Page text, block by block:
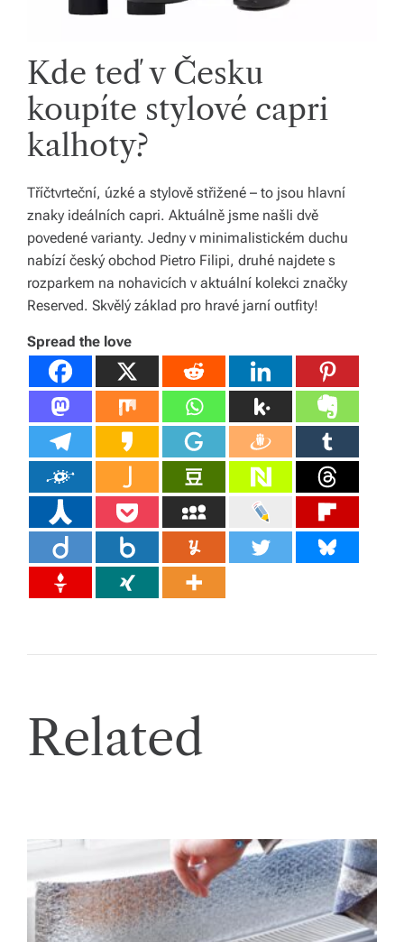
Kde teď v Česku
koupíte stylové capri
kalhoty?
Tříčtvrteční, úzké a stylově střižené – to jsou hlavní
znaky ideálních capri. Aktuálně jsme našli dvě
povedené varianty. Jedny v minimalistickém duchu
nabízí český obchod Pietro Filipi, druhé najdete s
rozparkem na nohavicích v aktuální kolekci značky
Reserved. Skvělý základ pro hravé jarní outfity!
Spread the love
Related